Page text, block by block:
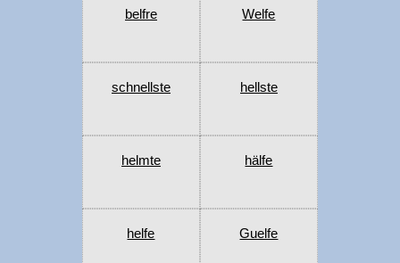
belfre Welfe
schnellste hellste
helmte hälfe
helfe Guelfe